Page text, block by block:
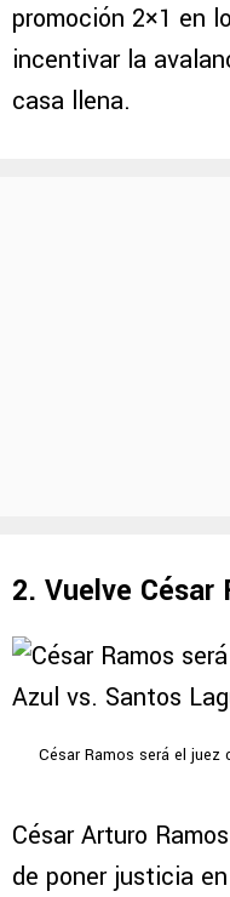
promoción 2×1 en
incentivar la
casa llena.
2. Vuelve César
César Ramos será el juez
César Arturo
de poner justicia